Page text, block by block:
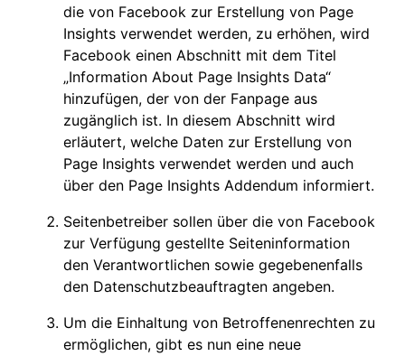
die von Facebook zur Erstellung von Page
Insights verwendet werden, zu erhöhen, wird
Facebook einen Abschnitt mit dem Titel
„Information About Page Insights Data“
hinzufügen, der von der Fanpage aus
zugänglich ist. In diesem Abschnitt wird
erläutert, welche Daten zur Erstellung von
Page Insights verwendet werden und auch
über den Page Insights Addendum informiert.
Seitenbetreiber sollen über die von Facebook
zur Verfügung gestellte Seiteninformation
den Verantwortlichen sowie gegebenenfalls
den Datenschutzbeauftragten angeben.
Um die Einhaltung von Betroffenenrechten zu
ermöglichen, gibt es nun eine neue